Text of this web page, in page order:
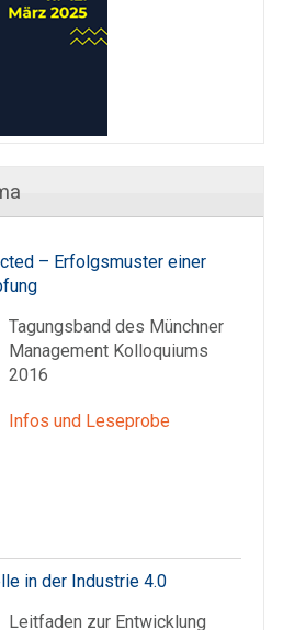
– Erfolgsmuster einer
Tagungsband des Münchner
Management Kolloquiums
2016
Infos und Leseprobe
in der Industrie 4.0
Leitfaden zur Entwicklung